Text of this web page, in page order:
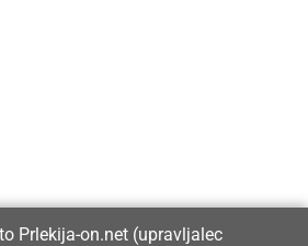
Prlekija-on.net (upravljalec